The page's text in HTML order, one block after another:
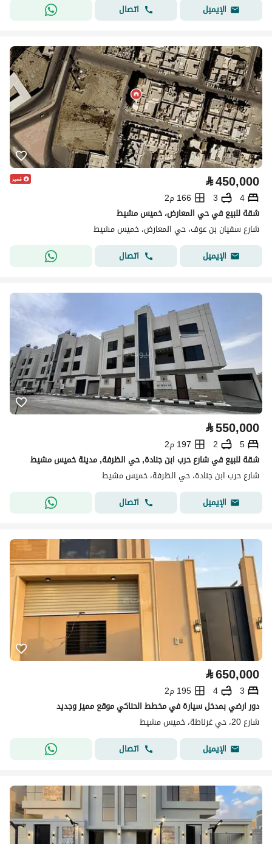
الإيميل
اتصال
⃁450,000
4
3
166 م2
شقة للبيع في حي المعارض، خميس مشيط
شارع سفيان بن عوف، حي المعارض، خميس مشيط
الإيميل
اتصال
⃁550,000
5
2
197 م2
شقة للبيع في شارع حرب ابن جنادة, حي الظرفة, مدينة خميس مشيط
شارع حرب ابن جنادة، حي الظرفة، خميس مشيط
الإيميل
اتصال
⃁650,000
3
4
195 م2
دور ارضي بمدخل سيارة في مخطط الحناكي موقع مميز وجديد
شارع 20، حي غرناطة، خميس مشيط
الإيميل
اتصال